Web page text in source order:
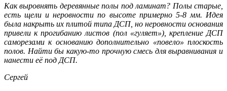
Как выровнять деревянные полы под ламинат? Полы старые,
есть щели и неровности по высоте примерно 5-8 мм. Идея
была накрыть их плитой типа ДСП, но неровности основания
привели к прогибанию листов (пол «гуляет»), крепление ДСП
саморезами к основанию дополнительно «повело» плоскость
полов. Найти бы какую-то прочную смесь для выравнивания и
нанести её под ДСП.
Сергей